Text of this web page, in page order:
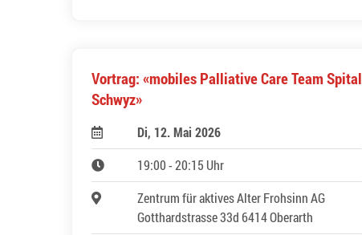
Vortrag: «mobiles Palliative Care Team Spital
Schwyz»
Di, 12. Mai 2026
19:00 - 20:15 Uhr
Zentrum für aktives Alter Frohsinn AG
Gotthardstrasse 33d 6414 Oberarth